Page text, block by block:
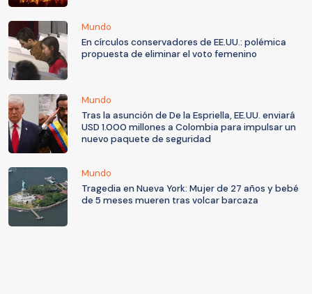
Mundo
En círculos conservadores de EE.UU.: polémica
propuesta de eliminar el voto femenino
Mundo
Tras la asunción de De la Espriella, EE.UU. enviará
USD 1.000 millones a Colombia para impulsar un
nuevo paquete de seguridad
Mundo
Tragedia en Nueva York: Mujer de 27 años y bebé
de 5 meses mueren tras volcar barcaza